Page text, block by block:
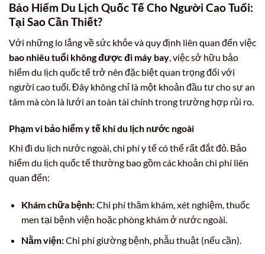
Bảo Hiểm Du Lịch Quốc Tế Cho Người Cao Tuổi:
Tại Sao Cần Thiết?
Với những lo lắng về sức khỏe và quy định liên quan đến việc
bao nhiêu tuổi không được đi máy bay , việc sở hữu bảo
hiểm du lịch quốc tế trở nên đặc biệt quan trọng đối với
người cao tuổi. Đây không chỉ là một khoản đầu tư cho sự an
tâm mà còn là lưới an toàn tài chính trong trường hợp rủi ro.
Phạm vi bảo hiểm y tế khi du lịch nước ngoài
Khi đi du lịch nước ngoài, chi phí y tế có thể rất đắt đỏ. Bảo
hiểm du lịch quốc tế thường bao gồm các khoản chi phí liên
quan đến:
Khám chữa bệnh:Chi phí thăm khám, xét nghiệm, thuốc
men tại bệnh viện hoặc phòng khám ở nước ngoài.
Nằm viện:Chi phí giường bệnh, phẫu thuật (nếu cần).